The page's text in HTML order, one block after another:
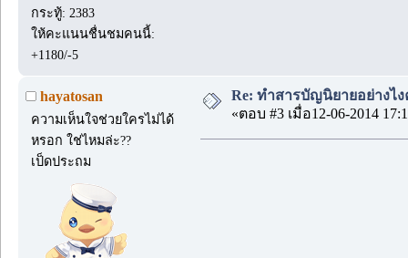
กระทู้: 2383
ให้คะแนนชื่นชมคนนี้:
+1180/-5
hayatosan
ความเห็นใจช่วยใครไม่ได้
หรอก ใช่ไหมล่ะ??
เป็ดประถม
Re: ทำสารบัญนิยายอย่างไ
«ตอบ #3 เมื่อ12-06-2014